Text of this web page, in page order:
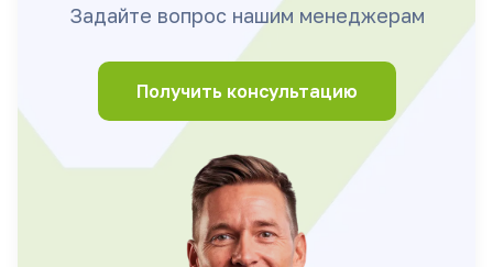
Задайте вопрос нашим менеджерам
Получить консультацию